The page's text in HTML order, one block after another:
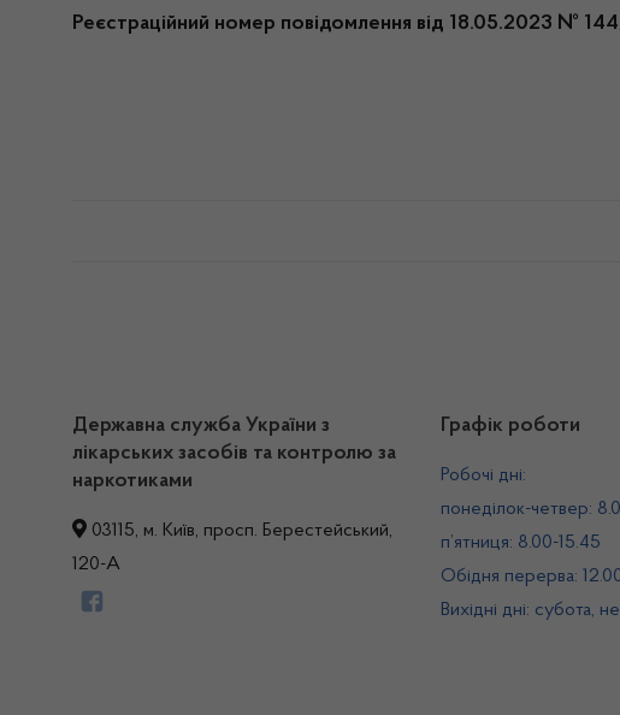
Реєстраційний номер повідомлення від 18.05.2023 №
Державна служба України з
лікарських засобів та контролю за
наркотиками
03115, м. Київ, просп. Берестейський,
120-А
Графік роботи
Робочі дні:
понеділок-четвер:
п’ятниця: 8.00-15.45
Обідня перерва:
Вихідні дні: субота,